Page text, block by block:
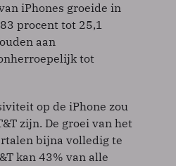
iPhones groeide in
procent tot 25,1
aan
tot
op de iPhone zou
zijn. De groei van het
bijna volledig te
kan 43% van alle